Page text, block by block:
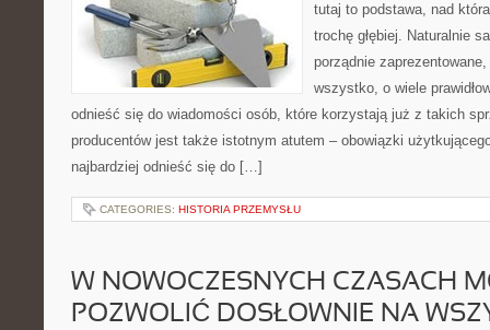
tutaj to podstawa, nad
trochę głębiej. Naturalnie
porządnie
wszystko, o wiele
odnieść się do wiadomości osób, które korzystają już z takich
producentów jest także istotnym atutem – obowiązki
najbardziej odnieść się do […]
CATEGORIES: HISTORIA PRZEMYSŁU
W NOWOCZESNYCH CZASACH
POZWOLIĆ DOSŁOWNIE NA